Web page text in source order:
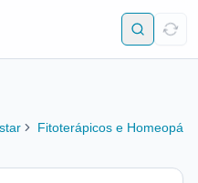
Fitoterápicos e